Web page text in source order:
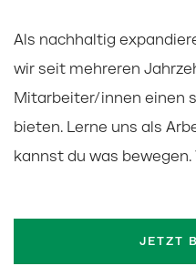
Als nachhaltig
wir seit mehreren
Mitarbeiter/innen einen
bieten. Lerne uns als
kannst du was
JETZT